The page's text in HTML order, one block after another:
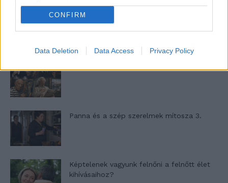
CONFIRM
Data Deletion Data Access Privacy Policy
A világ legismertebb ruhái
Panna és a szép szerelmek mítosza 3.
Képtelenek vagyunk felnőni a felnőtt élet
kihívásaihoz?